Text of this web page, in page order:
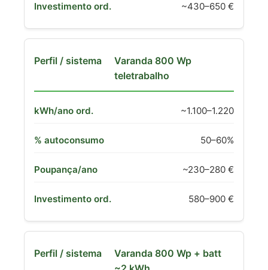
~430–650 €
Varanda 800 Wp
teletrabalho
~1.100–1.220
50–60%
~230–280 €
580–900 €
Varanda 800 Wp + batt